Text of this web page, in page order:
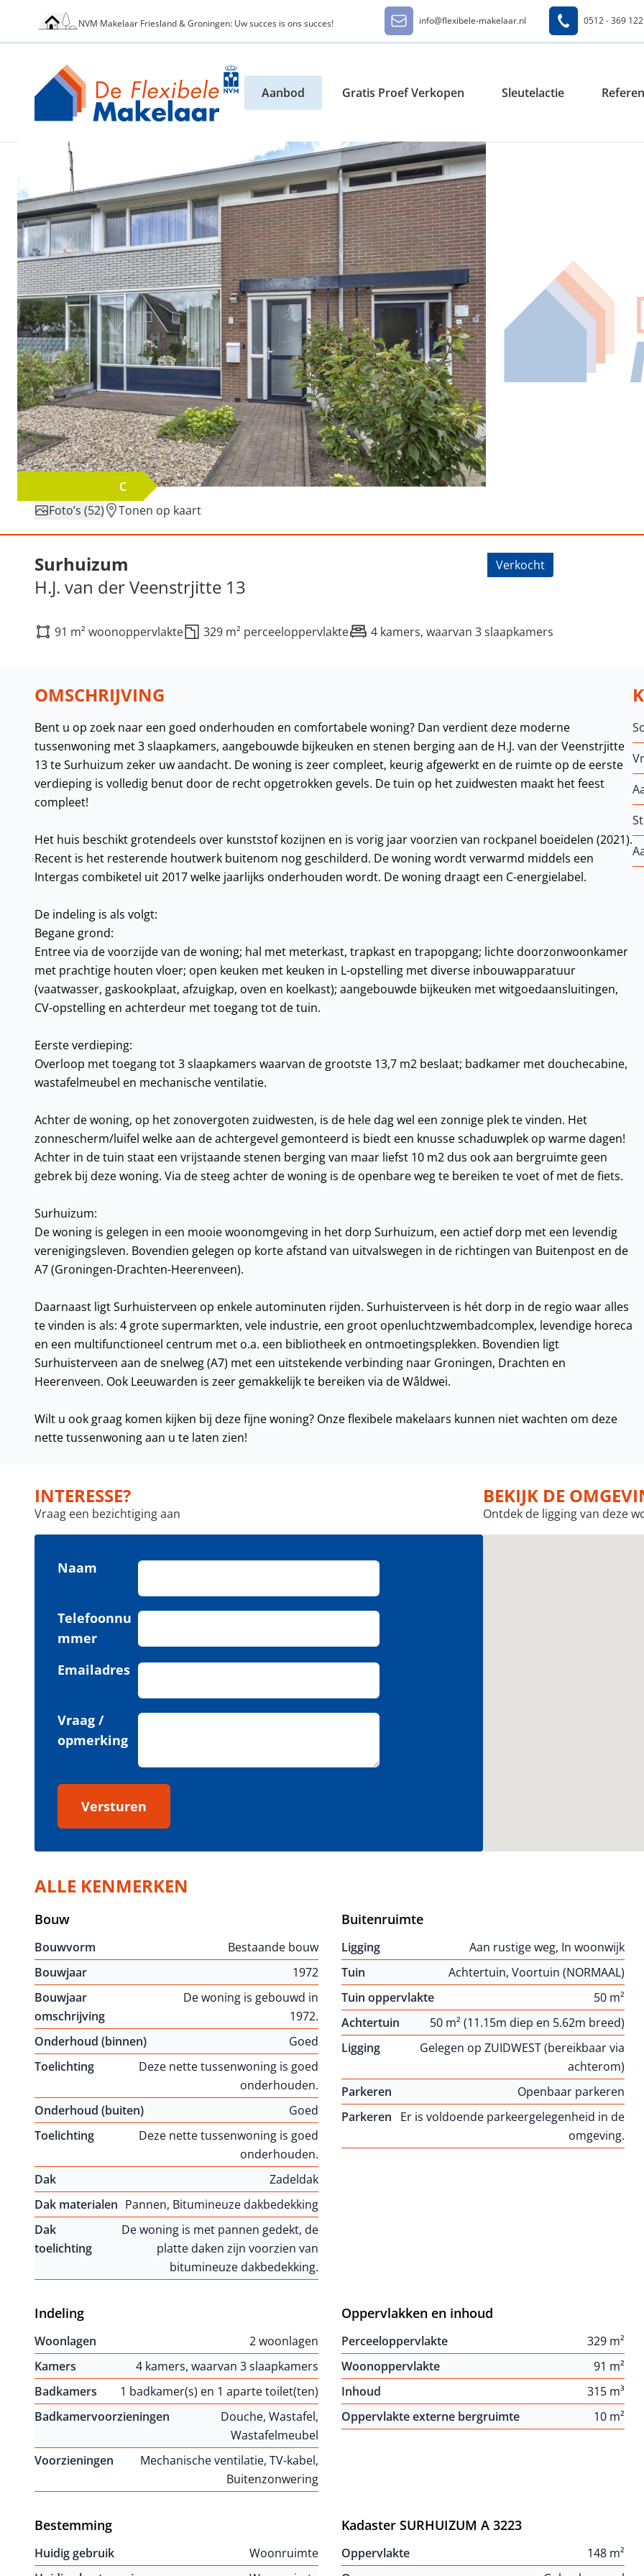
NVM Makelaar Friesland & Groningen: Uw succes is ons succes! info@flexibele-makelaar.nl 0512 - 369 122
Aanbod Gratis Proef Verkopen Sleutelactie
C
Foto’s (52)
Tonen op kaart
Verkocht: H.J. van der Veenstrjitte 13, Surhuizum
Surhuizum
H.J. van der Veenstrjitte 13
Verkocht
91 m² woonoppervlakte 329 m² perceeloppervlakte 4 kamers, waarvan 3 slaapkamers
OMSCHRIJVING
Bent u op zoek naar een goed onderhouden en comfortabele woning? Dan verdient deze moderne
tussenwoning met 3 slaapkamers, aangebouwde bijkeuken en stenen berging aan de H.J. van der Veenstrjitte
13 te Surhuizum zeker uw aandacht. De woning is zeer compleet, keurig afgewerkt en de ruimte op de eerste
verdieping is volledig benut door de recht opgetrokken gevels. De tuin op het zuidwesten maakt het feest
compleet!
Het huis beschikt grotendeels over kunststof kozijnen en is vorig jaar voorzien van rockpanel boeidelen (2021).
Recent is het resterende houtwerk buitenom nog geschilderd. De woning wordt verwarmd middels een
Intergas combiketel uit 2017 welke jaarlijks onderhouden wordt. De woning draagt een C-energielabel.
De indeling is als volgt:
Begane grond:
Entree via de voorzijde van de woning; hal met meterkast, trapkast en trapopgang; lichte doorzonwoonkamer
met prachtige houten vloer; open keuken met keuken in L-opstelling met diverse inbouwapparatuur
(vaatwasser, gaskookplaat, afzuigkap, oven en koelkast); aangebouwde bijkeuken met witgoedaansluitingen,
CV-opstelling en achterdeur met toegang tot de tuin.
Eerste verdieping:
Overloop met toegang tot 3 slaapkamers waarvan de grootste 13,7 m2 beslaat; badkamer met douchecabine,
wastafelmeubel en mechanische ventilatie.
Achter de woning, op het zonovergoten zuidwesten, is de hele dag wel een zonnige plek te vinden. Het
zonnescherm/luifel welke aan de achtergevel gemonteerd is biedt een knusse schaduwplek op warme dagen!
Achter in de tuin staat een vrijstaande stenen berging van maar liefst 10 m2 dus ook aan bergruimte geen
gebrek bij deze woning. Via de steeg achter de woning is de openbare weg te bereiken te voet of met de fiets.
Surhuizum:
De woning is gelegen in een mooie woonomgeving in het dorp Surhuizum, een actief dorp met een levendig
verenigingsleven. Bovendien gelegen op korte afstand van uitvalswegen in de richtingen van Buitenpost en de
A7 (Groningen-Drachten-Heerenveen).
Daarnaast ligt Surhuisterveen op enkele autominuten rijden. Surhuisterveen is hét dorp in de regio waar alles
te vinden is als: 4 grote supermarkten, vele industrie, een groot openluchtzwembadcomplex, levendige horeca
en een multifunctioneel centrum met o.a. een bibliotheek en ontmoetingsplekken. Bovendien ligt
Surhuisterveen aan de snelweg (A7) met een uitstekende verbinding naar Groningen, Drachten en
Heerenveen. Ook Leeuwarden is zeer gemakkelijk te bereiken via de Wâldwei.
Wilt u ook graag komen kijken bij deze fijne woning? Onze flexibele makelaars kunnen niet wachten om deze
nette tussenwoning aan u te laten zien!
INTERESSE?
Vraag een bezichtiging aan
Naam
Telefoonnu
mmer
Emailadres
Vraag /
opmerking
Versturen
BEKIJK DE
Ontdek de ligging van deze
ALLE KENMERKEN
Bouw
Bouwvorm
Bestaande bouw
Bouwjaar
1972
Bouwjaar
omschrijving
De woning is gebouwd in
1972.
Onderhoud (binnen)
Goed
Toelichting
Deze nette tussenwoning is goed
onderhouden.
Onderhoud (buiten)
Goed
Toelichting
Deze nette tussenwoning is goed
onderhouden.
Dak
Zadeldak
Dak materialen Pannen, Bitumineuze dakbedekking
Dak
toelichting
De woning is met pannen gedekt, de
platte daken zijn voorzien van
bitumineuze dakbedekking.
Buitenruimte
Ligging
Aan rustige weg, In woonwijk
Tuin
Achtertuin, Voortuin (NORMAAL)
Tuin oppervlakte
50 m²
Achtertuin
50 m² (11.15m diep en 5.62m breed)
Ligging
Gelegen op ZUIDWEST (bereikbaar via
achterom)
Parkeren
Openbaar parkeren
Parkeren
Er is voldoende parkeergelegenheid in de
omgeving.
Indeling
Woonlagen
2 woonlagen
Kamers
4 kamers, waarvan 3 slaapkamers
Badkamers
1 badkamer(s) en 1 aparte toilet(ten)
Badkamervoorzieningen
Douche, Wastafel,
Wastafelmeubel
Voorzieningen
Mechanische ventilatie, TV-kabel,
Buitenzonwering
Oppervlakken en inhoud
Perceeloppervlakte
329 m²
Woonoppervlakte
91 m²
Inhoud
315 m³
Oppervlakte externe bergruimte
10 m²
Bestemming
Huidig gebruik
Woonruimte
Kadaster SURHUIZUM A 3223
Oppervlakte
148 m²